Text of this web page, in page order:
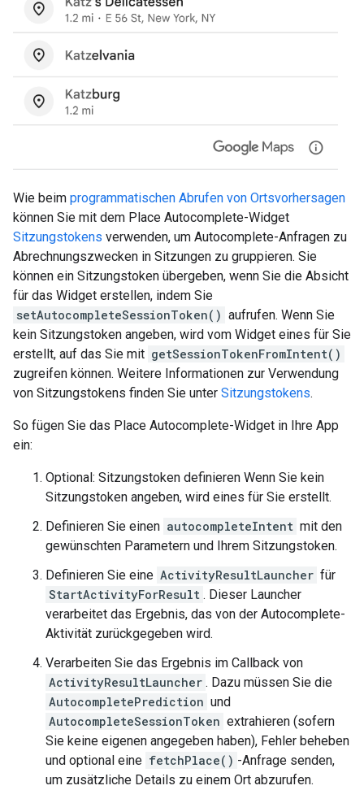
Wie beim programmatischen Abrufen von Ortsvorhersagen
können Sie mit dem Place Autocomplete-Widget
Sitzungstokens verwenden, um Autocomplete-Anfragen zu
Abrechnungszwecken in Sitzungen zu gruppieren. Sie
können ein Sitzungstoken übergeben, wenn Sie die Absicht
für das Widget erstellen, indem Sie
setAutocompleteSessionToken() aufrufen. Wenn Sie
kein Sitzungstoken angeben, wird vom Widget eines für Sie
erstellt, auf das Sie mit getSessionTokenFromIntent()
zugreifen können. Weitere Informationen zur Verwendung
von Sitzungstokens finden Sie unter Sitzungstokens.
So fügen Sie das Place Autocomplete-Widget in Ihre App
ein:
Optional: Sitzungstoken definieren Wenn Sie kein
Sitzungstoken angeben, wird eines für Sie erstellt.
Definieren Sie einen autocompleteIntent mit den
gewünschten Parametern und Ihrem Sitzungstoken.
Definieren Sie eine ActivityResultLauncher für
StartActivityForResult . Dieser Launcher
verarbeitet das Ergebnis, das von der Autocomplete-
Aktivität zurückgegeben wird.
Verarbeiten Sie das Ergebnis im Callback von
ActivityResultLauncher . Dazu müssen Sie die
AutocompletePrediction und
AutocompleteSessionToken extrahieren (sofern
Sie keine eigenen angegeben haben), Fehler beheben
und optional eine fetchPlace() -Anfrage senden,
um zusätzliche Details zu einem Ort abzurufen.